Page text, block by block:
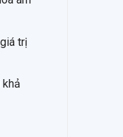
trị